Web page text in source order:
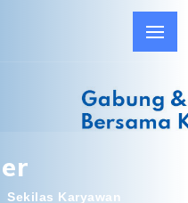
Sekilas Karyawan